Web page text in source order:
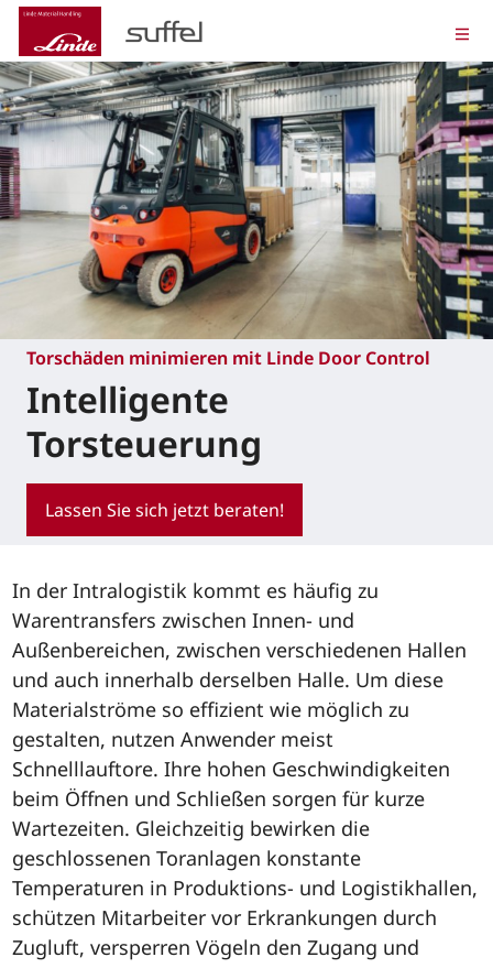
Torschäden minimieren mit Linde Door Control
Intelligente
Torsteuerung
Lassen Sie sich jetzt beraten!
In der Intralogistik kommt es häufig zu
Warentransfers zwischen Innen- und
Außenbereichen, zwischen verschiedenen Hallen
und auch innerhalb derselben Halle. Um diese
Materialströme so effizient wie möglich zu
gestalten, nutzen Anwender meist
Schnelllauftore. Ihre hohen Geschwindigkeiten
beim Öffnen und Schließen sorgen für kurze
Wartezeiten. Gleichzeitig bewirken die
geschlossenen Toranlagen konstante
Temperaturen in Produktions- und Logistikhallen,
schützen Mitarbeiter vor Erkrankungen durch
Zugluft, versperren Vögeln den Zugang und